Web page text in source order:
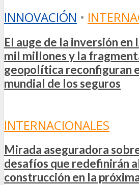
INNOVACIÓN •
El auge de la inversión en
mil millones y la
geopolítica reconfiguran
mundial de los seguros
INTERNACIONALES
Mirada aseguradora
desafíos que redefinirán
construcción en la